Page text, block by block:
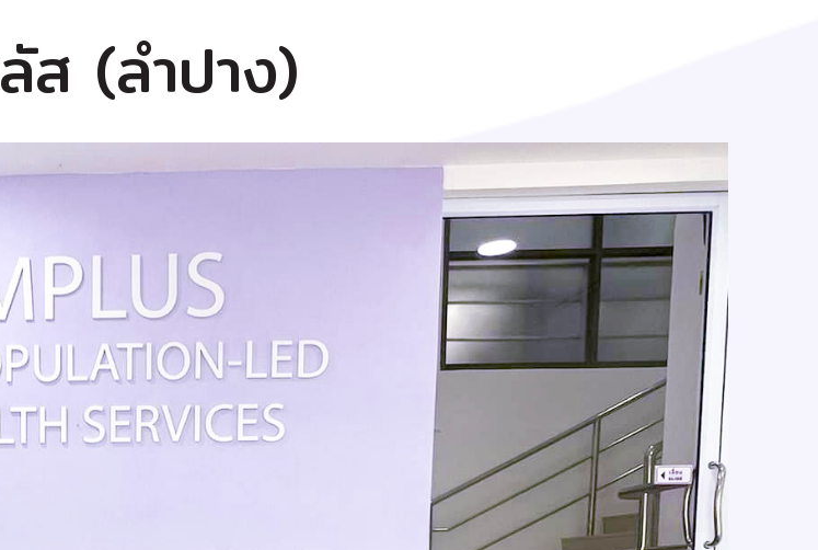
ลส (ลปาง)